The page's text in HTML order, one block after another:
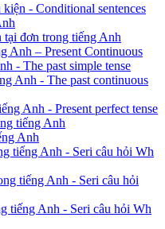
- Conditional sentences
tại đơn trong tiếng Anh
Anh – Present Continuous
- The past simple tense
Anh - The past continuous
Anh - Present perfect tense
tiếng Anh
Anh
tiếng Anh - Seri câu hỏi Wh
tiếng Anh - Seri câu hỏi
tiếng Anh - Seri câu hỏi Wh